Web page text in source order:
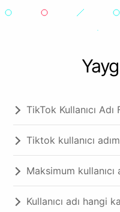
TikTok Kullanıcı
Tiktok kullanıcı
Maksimum
Kullanıcı adı hangi